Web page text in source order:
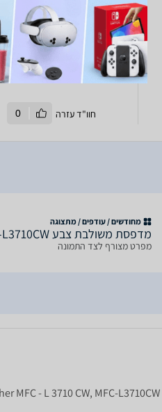
בנויה טוב
צבעונית
קלה לתפעול
לא מצאתי
חוו"ד עזרה 0
מחודשים / עודפים / מתצוגה
מדפסת משולבת צבע Brother MFC-L3710CW מתצוגה
מפרט מצורף לצד התמונה